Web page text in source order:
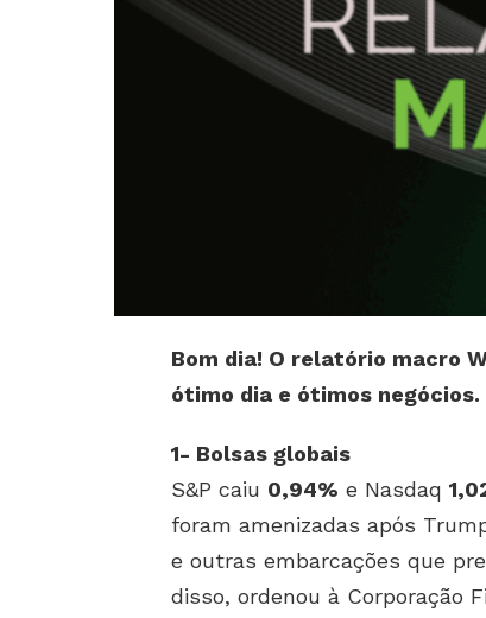
Bom dia! O relatório macro
ótimo dia e ótimos negócios.
1- Bolsas globais
S&P caiu 0,94% e Nasdaq
foram amenizadas após
e outras embarcações que
disso, ordenou à Corporação